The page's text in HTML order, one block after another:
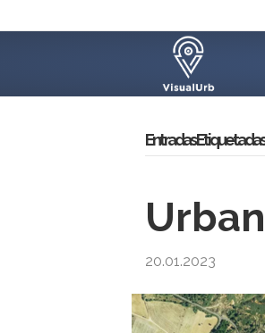
Entradas Etiquetadas
20.01.2023